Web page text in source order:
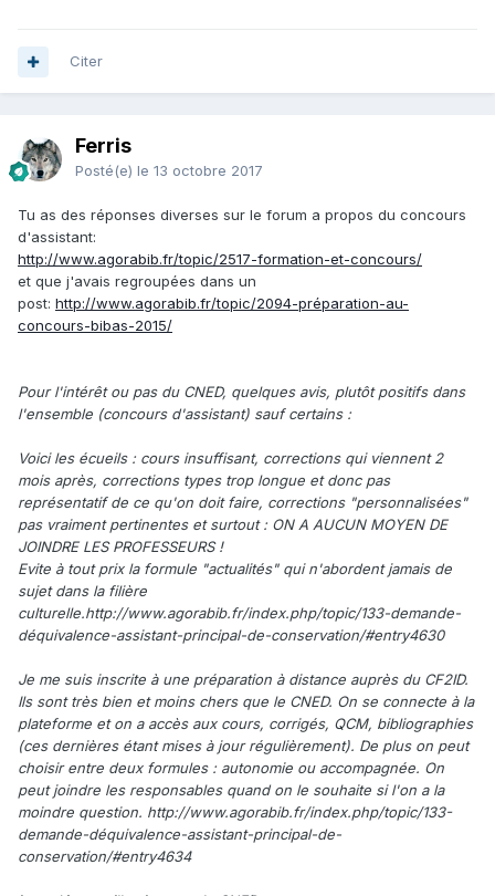
Citer
Ferris
Posté(e) le 13 octobre 2017
Tu as des réponses diverses sur le forum a propos du concours
d'assistant:
http://www.agorabib.fr/topic/2517-formation-et-concours/
et que j'avais regroupées dans un
post: http://www.agorabib.fr/topic/2094-préparation-au-
concours-bibas-2015/
Pour l'intérêt ou pas du CNED, quelques avis, plutôt positifs dans
l'ensemble (concours d'assistant) sauf certains :
Voici les écueils : cours insuffisant, corrections qui viennent 2
mois après, corrections types trop longue et donc pas
représentatif de ce qu'on doit faire, corrections "personnalisées"
pas vraiment pertinentes et surtout : ON A AUCUN MOYEN DE
JOINDRE LES PROFESSEURS !
Evite à tout prix la formule "actualités" qui n'abordent jamais de
sujet dans la filière
culturelle.http://www.agorabib.fr/index.php/topic/133-demande-
déquivalence-assistant-principal-de-conservation/#entry4630
Je me suis inscrite à une préparation à distance auprès du CF2ID.
Ils sont très bien et moins chers que le CNED. On se connecte à la
plateforme et on a accès aux cours, corrigés, QCM, bibliographies
(ces dernières étant mises à jour régulièrement). De plus on peut
choisir entre deux formules : autonomie ou accompagnée. On
peut joindre les responsables quand on le souhaite si l'on a la
moindre question. http://www.agorabib.fr/index.php/topic/133-
demande-déquivalence-assistant-principal-de-
conservation/#entry4634